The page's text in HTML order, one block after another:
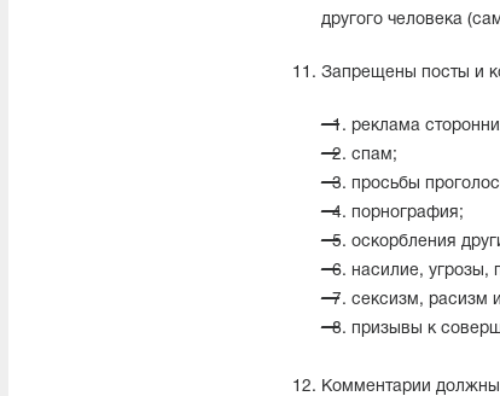
другого человека
Запрещены посты и
реклама
спам;
просьбы
порнография;
оскорбления
насилие, угрозы,
сексизм, расизм
призывы к
Комментарии должны